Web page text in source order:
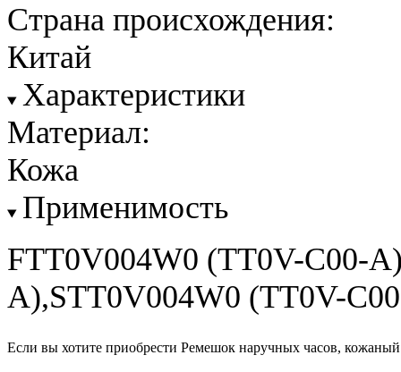
Страна происхождения:
Китай
Характеристики
Материал:
Кожа
Применимость
FTT0V004W0 (TT0V-C00-
A),STT0V004W0 (TT0V-
Если вы хотите приобрести Ремешок наручных часов,